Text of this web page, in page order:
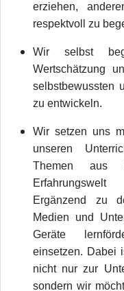
erziehen,
respektvoll zu
Wir selbst
Wertschätzung
selbstbewussten
zu entwickeln.
Wir setzen uns
unseren
Themen aus
Ergänzend zu
Medien und
Geräte
einsetzen. Dabei
nicht nur zur
sondern wir